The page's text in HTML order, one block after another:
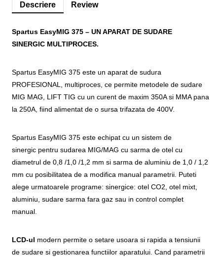
Descriere Review
Spartus EasyMIG 375 – UN APARAT DE SUDARE
SINERGIC MULTIPROCES.
Spartus EasyMIG 375 este un aparat de sudura
PROFESIONAL, multiproces, ce permite metodele de sudare
MIG MAG, LIFT TIG cu un curent de maxim 350A si MMA pana
la 250A, fiind alimentat de o sursa trifazata de 400V.
Spartus EasyMIG 375 este echipat cu un sistem de
sinergic pentru sudarea MIG/MAG cu sarma de otel cu
diametrul de 0,8 /1,0 /1,2 mm si sarma de aluminiu de 1,0 / 1,2
mm cu posibilitatea de a modifica manual parametrii. Puteti
alege urmatoarele programe: sinergice: otel CO2, otel mixt,
aluminiu, sudare sarma fara gaz sau in control complet
manual.
LCD-ul modern permite o setare usoara si rapida a tensiunii
de sudare si gestionarea functiilor aparatului. Cand parametrii